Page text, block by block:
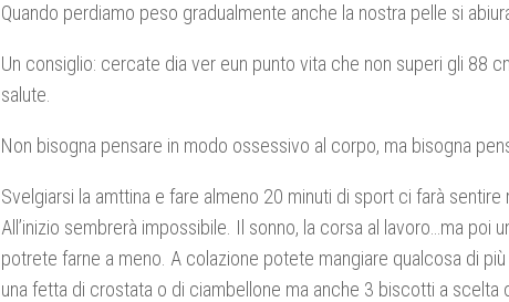
Quando perdiamo peso gradualmente anche la nostra pelle si
Un consiglio: cercate dia ver eun punto vita che non superi gli 88
salute.
Non bisogna pensare in modo ossessivo al corpo, ma bisogna
Svelgiarsi la amttina e fare almeno 20 minuti di sport ci farà sentire
All’inizio sembrerà impossibile. Il sonno, la corsa al lavoro…ma poi
potrete farne a meno. A colazione potete mangiare qualcosa di
una fetta di crostata o di ciambellone ma anche 3 biscotti a